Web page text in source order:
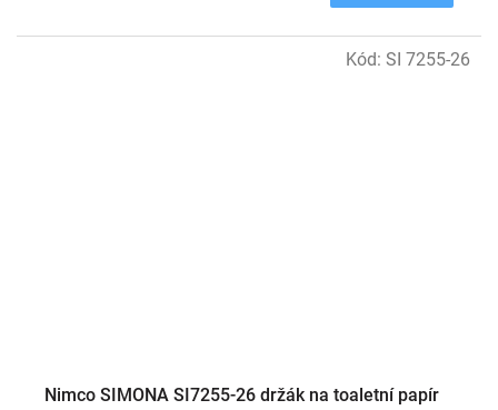
Nimco SIMONA SI7255-26 držák na toaletní papír
Kód: SI 7255-26